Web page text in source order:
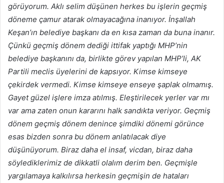
görüyorum. Aklı selim düşünen herkes bu işlerin geçmiş
döneme çamur atarak olmayacağına inanıyor. İnşallah
Keşan’ın belediye başkanı da en kısa zaman da buna inanır.
Çünkü geçmiş dönem dediği ittifak yaptığı MHP’nin
belediye başkanını da, birlikte görev yapılan MHP’li, AK
Partili meclis üyelerini de kapsıyor. Kimse kimseye
çekirdek vermedi. Kimse kimseye enseye şaplak olmamış.
Gayet güzel işlere imza atılmış. Eleştirilecek yerler var mı
var ama zaten onun kararını halk sandıkta veriyor. Geçmiş
dönem geçmiş dönem denince şimdiki dönemi görünce
esas bizden sonra bu dönem anlatılacak diye
düşünüyorum. Biraz daha el insaf, vicdan, biraz daha
söylediklerimiz de dikkatli olalım derim ben. Geçmişle
yargılamaya kalkılırsa herkesin geçmişin de hataları